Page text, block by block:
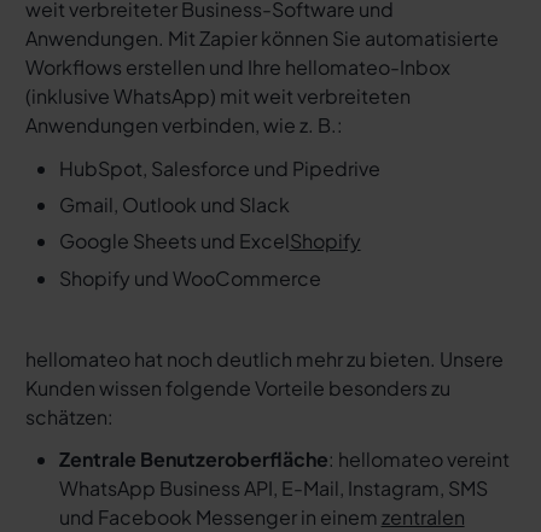
weit verbreiteter Business-Software und
Anwendungen. Mit Zapier können Sie automatisierte
Workflows erstellen und Ihre hellomateo-Inbox
(inklusive WhatsApp) mit weit verbreiteten
Anwendungen verbinden, wie z. B.:
HubSpot, Salesforce und Pipedrive
Gmail, Outlook und Slack
Google Sheets und ExcelShopify
Shopify und WooCommerce
hellomateo hat noch deutlich mehr zu bieten. Unsere
Kunden wissen folgende Vorteile besonders zu
schätzen:
Zentrale Benutzeroberfläche: hellomateo vereint
WhatsApp Business API, E-Mail, Instagram, SMS
und Facebook Messenger in einem zentralen